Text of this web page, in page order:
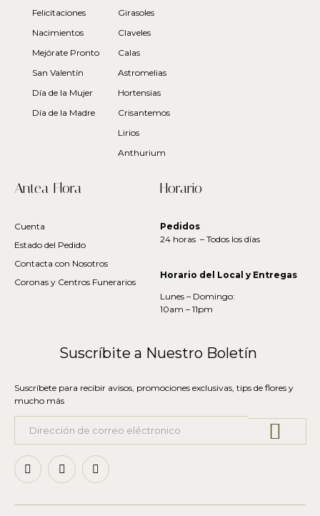
Felicitaciones
Nacimientos
Mejórate Pronto
San Valentín
Día de la Mujer
Día de la Madre
Girasoles
Claveles
Calas
Astromelias
Hortensias
Crisantemos
Lirios
Anthurium
Antea Flora
Cuenta
Estado del Pedido
Contacta con Nosotros
Coronas y Centros Funerarios
Horario
Pedidos
24 horas – Todos los días
Horario del Local y Entregas
Lunes – Domingo:
10am – 11pm
Suscríbite a Nuestro Boletín
Suscríbete para recibir avisos, promociones exclusivas, tips de flores y
mucho más